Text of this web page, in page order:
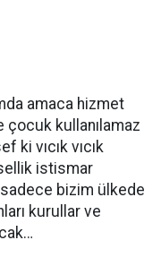
amaca hizmet
çocuk kullanılamaz
ki vıcık vıcık
istismar
sadece bizim ülkede
kurullar ve